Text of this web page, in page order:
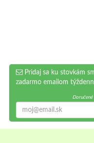
Pridaj sa ku stovkám
zadarmo emailom
Doručené